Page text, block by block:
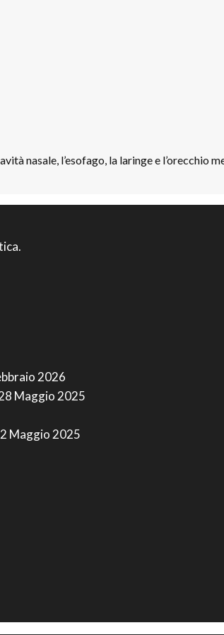
nasale, l’esofago, la laringe e l’orecchio
2026
Maggio 2025
Maggio 2025